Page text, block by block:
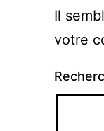
Il
votre